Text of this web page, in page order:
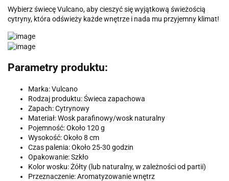
Wybierz świecę Vulcano, aby cieszyć się wyjątkową świeżością
cytryny, która odświeży każde wnętrze i nada mu przyjemny klimat!
Parametry produktu:
Marka: Vulcano
Rodzaj produktu: Świeca zapachowa
Zapach: Cytrynowy
Materiał: Wosk parafinowy/wosk naturalny
Pojemność: Około 120 g
Wysokość: Około 8 cm
Czas palenia: Około 25-30 godzin
Opakowanie: Szkło
Kolor wosku: Żółty (lub naturalny, w zależności od partii)
Przeznaczenie: Aromatyzowanie wnętrz